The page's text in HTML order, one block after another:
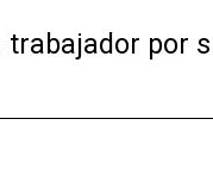
por